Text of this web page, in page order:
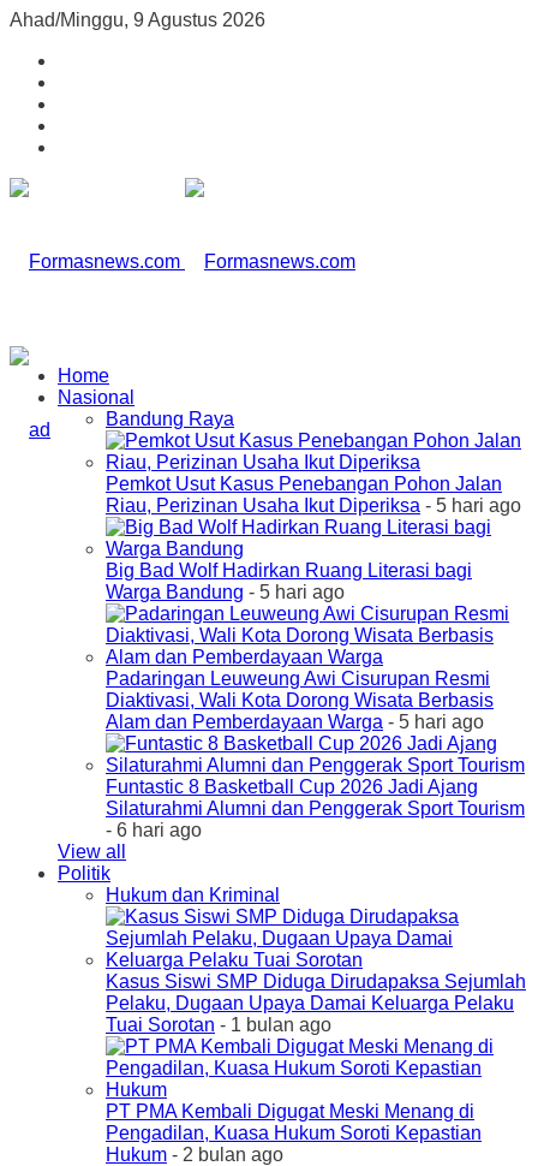
Ahad/Minggu, 9 Agustus 2026
Home
Nasional
Bandung Raya
Pemkot Usut Kasus Penebangan Pohon Jalan
Riau, Perizinan Usaha Ikut Diperiksa - 5 hari ago
Big Bad Wolf Hadirkan Ruang Literasi bagi
Warga Bandung - 5 hari ago
Padaringan Leuweung Awi Cisurupan Resmi
Diaktivasi, Wali Kota Dorong Wisata Berbasis
Alam dan Pemberdayaan Warga - 5 hari ago
Funtastic 8 Basketball Cup 2026 Jadi Ajang
Silaturahmi Alumni dan Penggerak Sport Tourism
- 6 hari ago
View all
Politik
Hukum dan Kriminal
Kasus Siswi SMP Diduga Dirudapaksa Sejumlah
Pelaku, Dugaan Upaya Damai Keluarga Pelaku
Tuai Sorotan - 1 bulan ago
PT PMA Kembali Digugat Meski Menang di
Pengadilan, Kuasa Hukum Soroti Kepastian
Hukum - 2 bulan ago